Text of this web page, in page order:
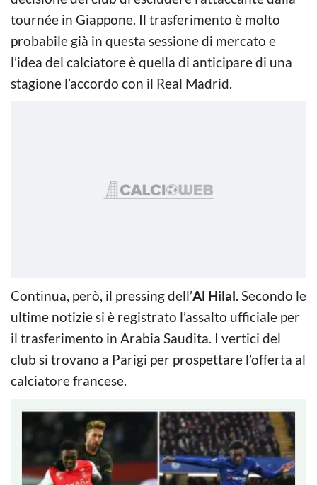
tournée in Giappone. Il trasferimento è molto
probabile già in questa sessione di mercato e
l’idea del calciatore è quella di anticipare di una
stagione l’accordo con il Real Madrid.
Continua, però, il pressing dell’Al Hilal.Secondo le
ultime notizie si è registrato l’assalto ufficiale per
il trasferimento in Arabia Saudita. I vertici del
club si trovano a Parigi per prospettare l’offerta al
calciatore francese.